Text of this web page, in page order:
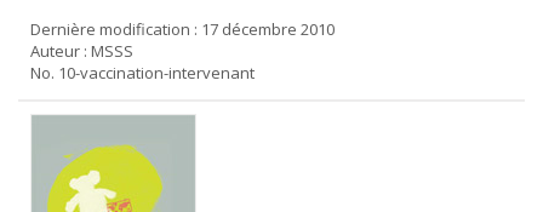
Dernière modification : 17 décembre 2010
Auteur : MSSS
No. 10-vaccination-intervenant